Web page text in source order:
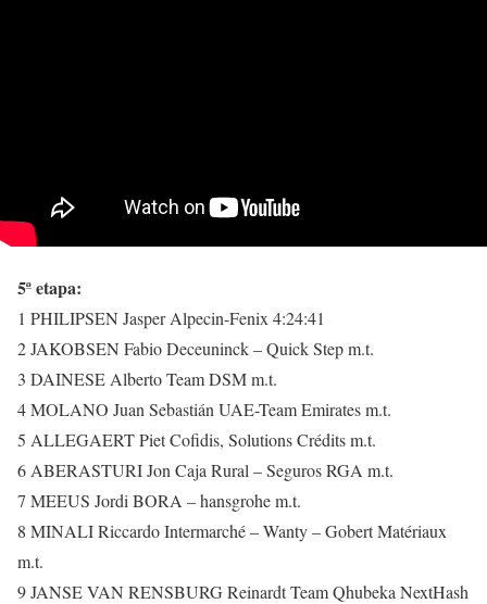
5ª etapa:
1 PHILIPSEN Jasper Alpecin-Fenix 4:24:41
2 JAKOBSEN Fabio Deceuninck – Quick Step m.t.
3 DAINESE Alberto Team DSM m.t.
4 MOLANO Juan Sebastián UAE-Team Emirates m.t.
5 ALLEGAERT Piet Cofidis, Solutions Crédits m.t.
6 ABERASTURI Jon Caja Rural – Seguros RGA m.t.
7 MEEUS Jordi BORA – hansgrohe m.t.
8 MINALI Riccardo Intermarché – Wanty – Gobert Matériaux
m.t.
9 JANSE VAN RENSBURG Reinardt Team Qhubeka NextHash